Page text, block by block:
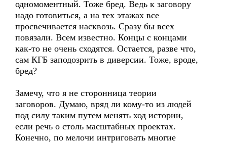
одномоментный. Тоже бред. Ведь к заговору
надо готовиться, а на тех этажах все
просвечивается насквозь. Сразу бы всех
повязали. Всем известно. Концы с концами
как-то не очень сходятся. Остается, разве что,
сам КГБ заподозрить в диверсии. Тоже, вроде,
бред?
Замечу, что я не сторонница теории
заговоров. Думаю, вряд ли кому-то из людей
под силу таким путем менять ход истории,
если речь о столь масштабных проектах.
Конечно, по мелочи интриговать многие